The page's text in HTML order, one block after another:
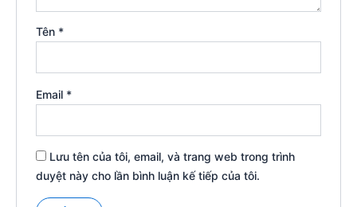
Tên *
Email *
Lưu tên của tôi, email, và trang web trong trình
duyệt này cho lần bình luận kế tiếp của tôi.